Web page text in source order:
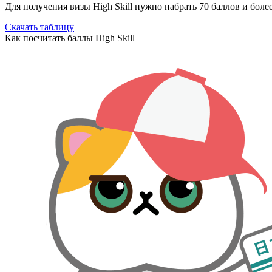
Для получения визы High Skill нужно набрать 70 баллов и
Скачать таблицу
Как посчитать баллы High Skill